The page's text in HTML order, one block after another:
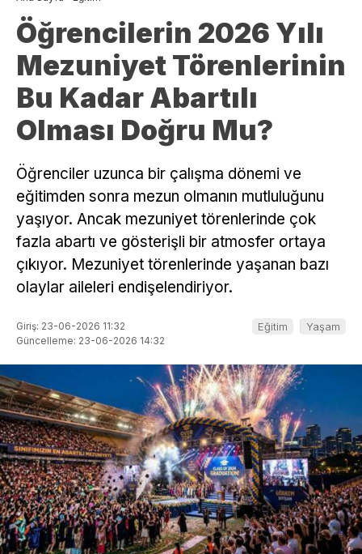
Öğrencilerin 2026 Yılı
Mezuniyet Törenlerinin
Bu Kadar Abartılı
Olması Doğru Mu?
Öğrenciler uzunca bir çalışma dönemi ve
eğitimden sonra mezun olmanın mutluluğunu
yaşıyor. Ancak mezuniyet törenlerinde çok
fazla abartı ve gösterişli bir atmosfer ortaya
çıkıyor. Mezuniyet törenlerinde yaşanan bazı
olaylar aileleri endişelendiriyor.
Giriş: 23-06-2026 11:32
Güncelleme: 23-06-2026 14:32
Eğitim Yaşam